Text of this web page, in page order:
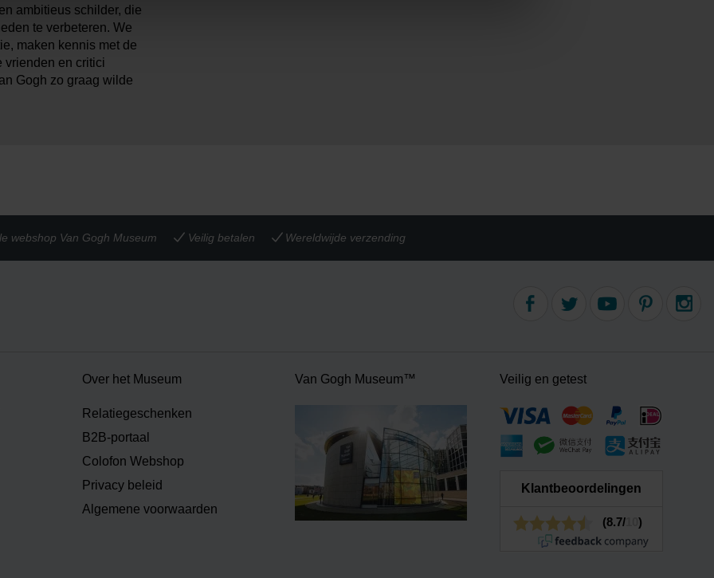
ambitieus schilder, die
te verbeteren. We
maken kennis met de
vrienden en critici
Gogh zo graag wilde
webshop Van Gogh Museum Veilig betalen Wereldwijde verzending
Over het Museum
Relatiegeschenken
B2B-portaal
Colofon Webshop
Privacy beleid
Algemene voorwaarden
Van Gogh Museum™ Veilig en getest